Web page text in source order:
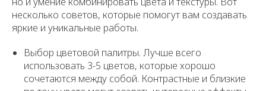
несколько советов, которые помогут вам создавать
яркие и уникальные работы.
Выбор цветовой палитры. Лучше всего
использовать 3-5 цветов, которые хорошо
сочетаются между собой. Контрастные и близкие